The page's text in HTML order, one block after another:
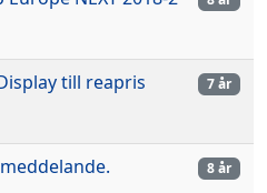
till reapris 7 år
8 år